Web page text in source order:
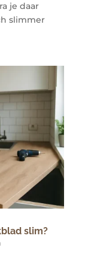
je daar
slimmer
slim?